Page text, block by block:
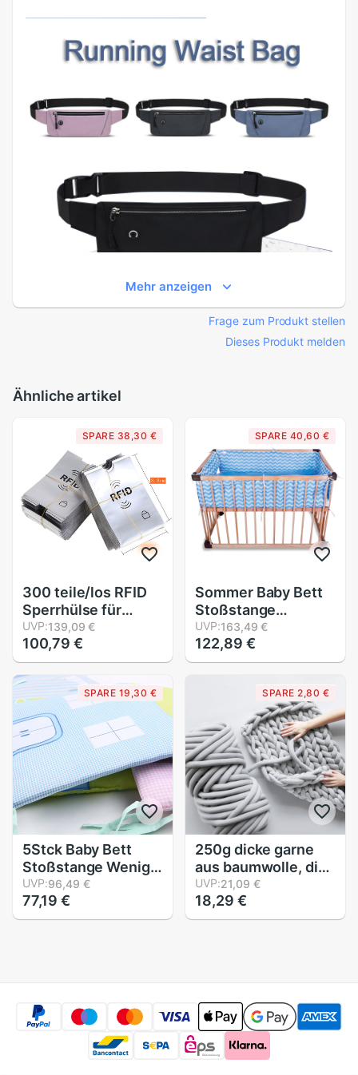
Mehr anzeigen
Frage zum Produkt stellen
Dieses Produkt melden
Ähnliche artikel
SPARE 38,30 €
300 teile/los RFID
Sperrhülse für
Kreditkarte Sichere
Identität Anti Scan
Lastschrift
Kontaktlose IC Ich
würde Karte Schutz
UVP:139,09 €
100,79 €
SPARE 40,60 €
Sommer Baby Bett
Stoßstange
Musselin
Gittergewebe Stoff
Welle Breathale 3D
Krippe Für sterben
Baby freundlicher
Krippe Schutz
UVP:163,49 €
122,89 €
SPARE 19,30 €
5Stck Baby Bett
Stoßstange Wenig
Haus aufbringen
Krippe Schutz Baby
Kinderbett
UVP:96,49 €
77,19 €
SPARE 2,80 €
250g dicke garne
aus baumwolle, diy-
handstricken,
häkeln, spinnen,
decken, wollgarn,
UVP:21,09 €
18,29 €